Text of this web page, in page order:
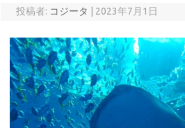
投稿者: コジータ 2023年7月1日